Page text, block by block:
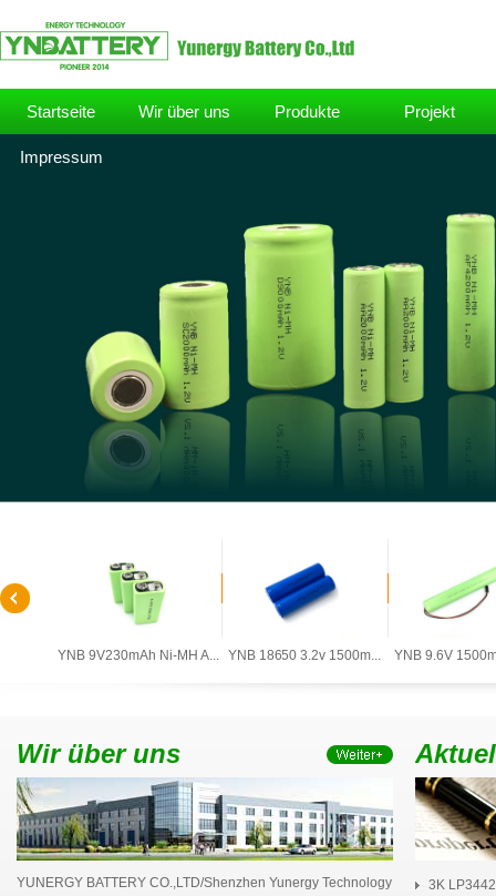
Startseite Wir über uns Produkte Projekt
Impressum
YNB 9V230mAh Ni-MH A... YNB 18650 3.2v 1500m... YNB 9.6V
Wir über uns
YUNERGY BATTERY CO.,LTD/Shenzhen Yunergy Technology
3K